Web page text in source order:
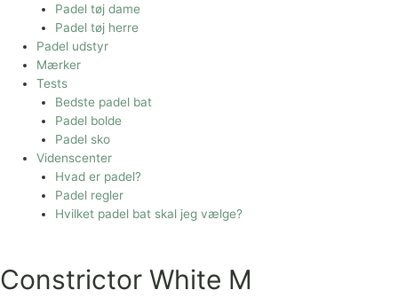
Padel tøj dame
Padel tøj herre
Padel udstyr
Mærker
Tests
Bedste padel bat
Padel bolde
Padel sko
Videnscenter
Hvad er padel?
Padel regler
Hvilket padel bat skal jeg vælge?
Constrictor White M